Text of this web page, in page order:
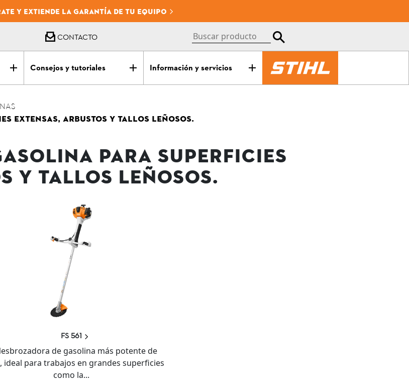
Y EXTIENDE LA GARANTÍA DE TU EQUIPO
CONTACTO
Consejos y tutoriales Información y servicios
EXTENSAS, ARBUSTOS Y TALLOS LEÑOSOS.
PARA SUPERFICIES
Y TALLOS LEÑOSOS.
FS 561
de gasolina más potente de
ideal para trabajos en grandes superficies
como la...